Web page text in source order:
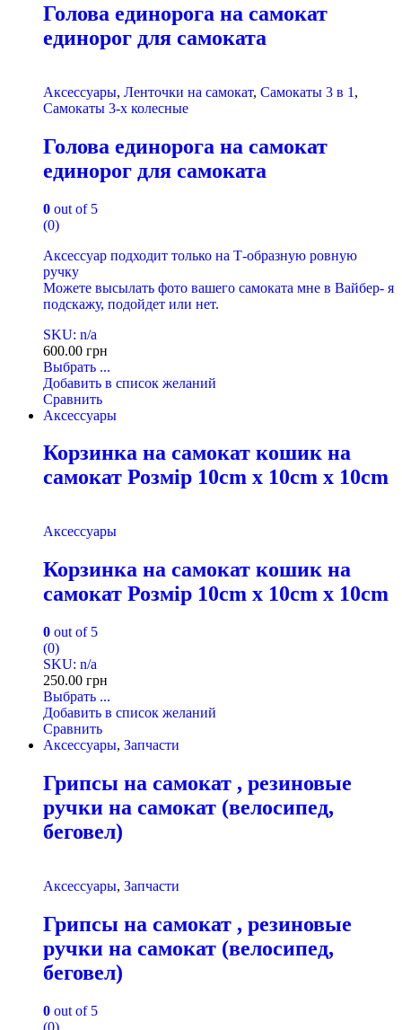
Голова единорога на самокат
единорог для самоката
Аксессуары, Ленточки на самокат, Самокаты 3 в 1 ,
Самокаты 3-х колесные
Голова единорога на самокат
единорог для самоката
0 out of 5
(0)
Аксессуар подходит только на Т-образную ровную
ручку
Можете высылать фото вашего самоката мне в Вайбер- я
подскажу, подойдет или нет.
SKU: n/a
600.00 грн
Выбрать ...
Добавить в список желаний
Сравнить
Аксессуары
Корзинка на самокат кошик на
самокат Розмір 10cm x 10cm x 10cm
Аксессуары
Корзинка на самокат кошик на
самокат Розмір 10cm x 10cm x 10cm
0 out of 5
(0)
SKU: n/a
250.00 грн
Выбрать ...
Добавить в список желаний
Сравнить
Аксессуары, Запчасти
Грипсы на самокат , резиновые
ручки на самокат (велосипед,
беговел)
Аксессуары, Запчасти
Грипсы на самокат , резиновые
ручки на самокат (велосипед,
беговел)
0 out of 5
(0)